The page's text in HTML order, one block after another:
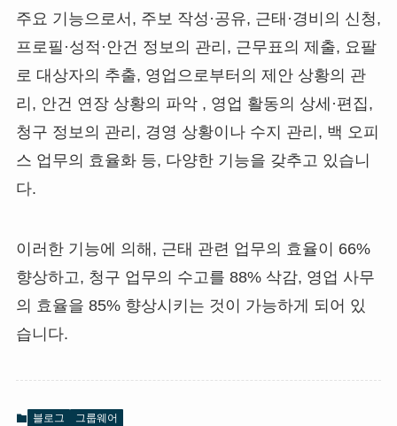
주요 기능으로서, 주보 작성·공유, 근태·경비의 신청,
프로필·성적·안건 정보의 관리, 근무표의 제출, 요팔
로 대상자의 추출, 영업으로부터의 제안 상황의 관
리, 안건 연장 상황의 파악 , 영업 활동의 상세·편집,
청구 정보의 관리, 경영 상황이나 수지 관리, 백 오피
스 업무의 효율화 등, 다양한 기능을 갖추고 있습니
다.
이러한 기능에 의해, 근태 관련 업무의 효율이 66%
향상하고, 청구 업무의 수고를 88% 삭감, 영업 사무
의 효율을 85% 향상시키는 것이 가능하게 되어 있
습니다.
블로그 그룹웨어